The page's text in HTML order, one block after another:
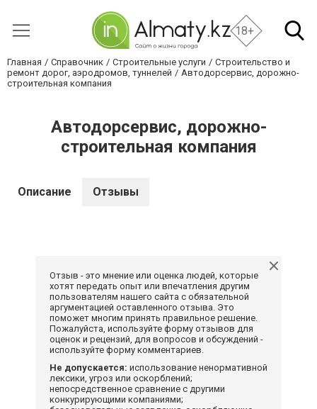
18+
Главная Справочник Строительные услуги
Строительство и
ремонт дорог, аэродромов, туннелей
Автодорсервис, дорожно-
строительная компания
Автодорсервис, дорожно-
строительная компания
Описание Отзывы
Отзыв - это мнение или оценка людей, которые
хотят передать опыт или впечатления другим
пользователям нашего сайта с обязательной
аргументацией оставленного отзыва. Это
поможет многим принять правильное решение.
Пожалуйста, используйте форму отзывов для
оценок и рецензий, для вопросов и обсуждений -
используйте форму комментариев.
Не допускается: использование ненормативной
лексики, угроз или оскорблений;
непосредственное сравнение с другими
конкурирующими компаниями;